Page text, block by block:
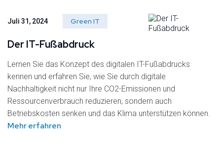
Juli 31, 2024 Green IT
Der IT-Fußabdruck
Lernen Sie das Konzept des digitalen IT-Fußabdrucks
kennen und erfahren Sie, wie Sie durch digitale
Nachhaltigkeit nicht nur Ihre CO2-Emissionen und
Ressourcenverbrauch reduzieren, sondern auch
Betriebskosten senken und das Klima unterstützen können.
Mehr erfahren